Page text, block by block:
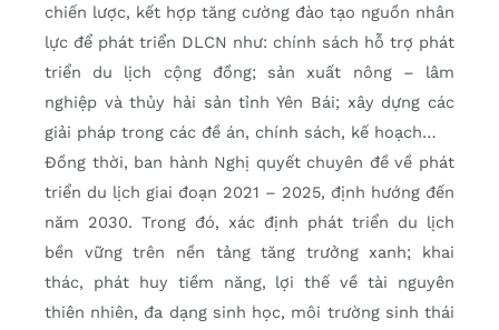
chiến lược, kết hợp tăng cường đào tạo nguồn nhân
lực để phát triển DLCN như: chính sách hỗ trợ phát
triển du lịch cộng đồng; sản xuất nông – lâm
nghiệp và thủy hải sản tỉnh Yên Bái; xây dựng các
giải pháp trong các đề án, chính sách, kế hoạch…
Đồng thời, ban hành Nghị quyết chuyên đề về phát
triển du lịch giai đoạn 2021 – 2025, định hướng đến
năm 2030. Trong đó, xác định phát triển du lịch
bền vững trên nền tảng tăng trưởng xanh; khai
thác, phát huy tiềm năng, lợi thế về tài nguyên
thiên nhiên, đa dạng sinh học, môi trường sinh thái